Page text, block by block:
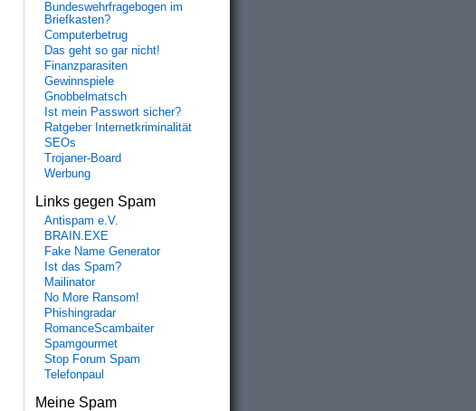
Bundeswehrfragebogen im
Briefkasten?
Computerbetrug
Das geht so gar nicht!
Finanzparasiten
Gewinnspiele
Gnobbelmatsch
Ist mein Passwort sicher?
Ratgeber Internetkriminalität
SEOs
Trojaner-Board
Werbung
Links gegen Spam
Antispam e.V.
BRAIN.EXE
Fake Name Generator
Ist das Spam?
Mailinator
No More Ransom!
Phishingradar
RomanceScambaiter
Spamgourmet
Stop Forum Spam
Telefonpaul
Meine Spam